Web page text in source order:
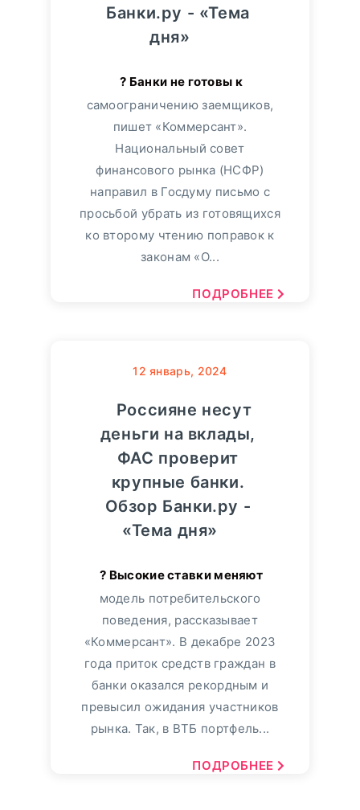
Банки.ру - «Тема
дня»
самоограничению заемщиков,
пишет «Коммерсант».
Национальный совет
финансового рынка (НСФР)
направил в Госдуму письмо с
просьбой убрать из готовящихся
ко второму чтению поправок к
законам «О...
ПОДРОБНЕЕ
12 январь, 2024
Россияне несут
деньги на вклады,
ФАС проверит
крупные банки.
Обзор Банки.ру -
«Тема дня»
модель потребительского
поведения, рассказывает
«Коммерсант». В декабре 2023
года приток средств граждан в
банки оказался рекордным и
превысил ожидания участников
рынка. Так, в ВТБ портфель...
ПОДРОБНЕЕ